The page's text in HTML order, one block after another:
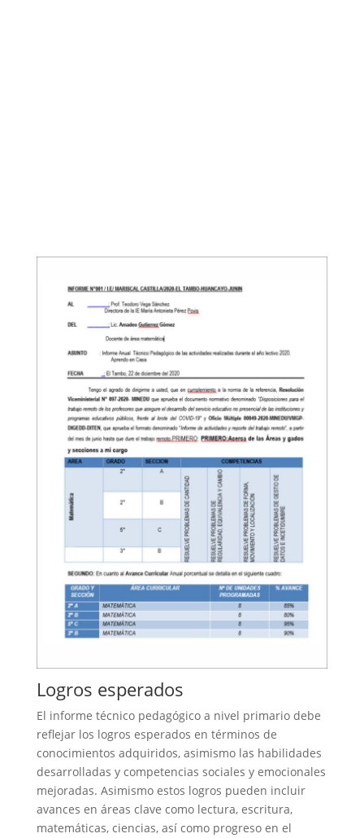
Logros esperados
El informe técnico pedagógico a nivel primario debe
reflejar los logros esperados en términos de
conocimientos adquiridos, asimismo las habilidades
desarrolladas y competencias sociales y emocionales
mejoradas. Asimismo estos logros pueden incluir
avances en áreas clave como lectura, escritura,
matemáticas, ciencias, así como progreso en el